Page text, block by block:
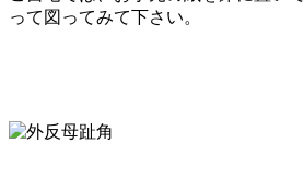
って図ってみて下さい。